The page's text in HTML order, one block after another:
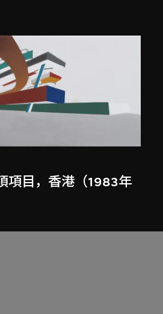
項目，香港（1983年